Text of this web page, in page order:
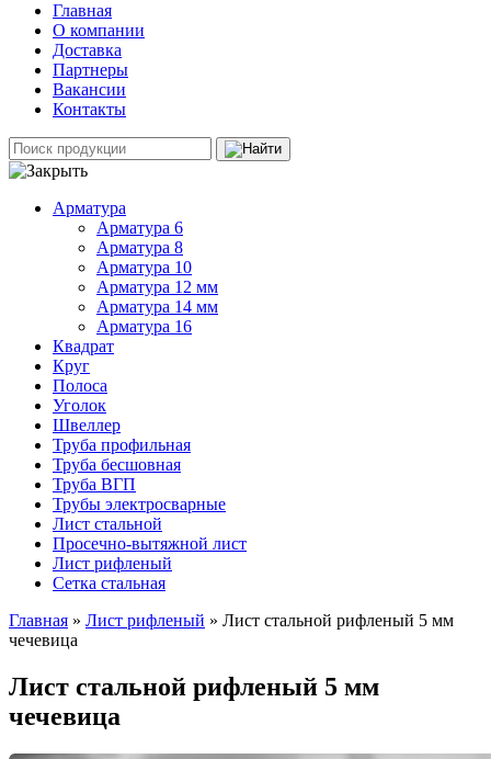
Главная
О компании
Доставка
Партнеры
Вакансии
Контакты
Арматура
Арматура 6
Арматура 8
Арматура 10
Арматура 12 мм
Арматура 14 мм
Арматура 16
Квадрат
Круг
Полоса
Уголок
Швеллер
Труба профильная
Труба бесшовная
Труба ВГП
Трубы электросварные
Лист стальной
Просечно-вытяжной лист
Лист рифленый
Сетка стальная
Главная » Лист рифленый » Лист стальной рифленый 5 мм
чечевица
Лист стальной рифленый 5 мм
чечевица